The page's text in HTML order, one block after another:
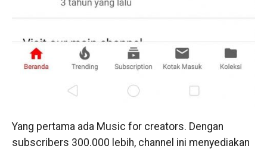
Yang pertama ada Music for creators. Dengan
subscribers 300.000 lebih, channel ini menyediakan